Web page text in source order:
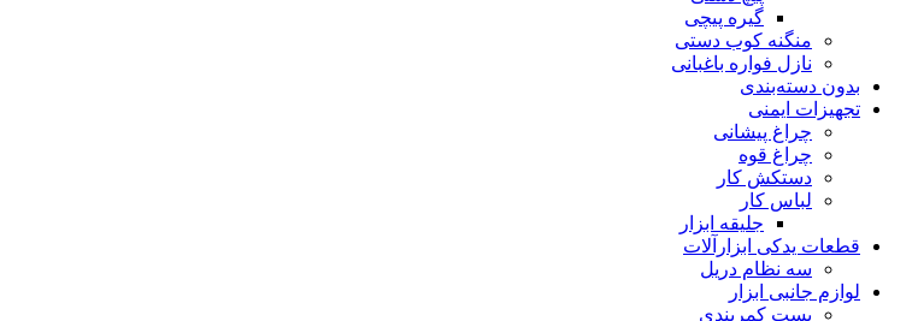
گیره پیچی
منگنه کوب دستی
نازل فواره باغبانی
بدون دسته‌بندی
تجهیزات ایمنی
چراغ پیشانی
چراغ قوه
دستکش کار
لباس کار
جلیقه ابزار
قطعات یدکی ابزارآلات
سه نظام دریل
لوازم جانبی ابزار
بست کمربندی